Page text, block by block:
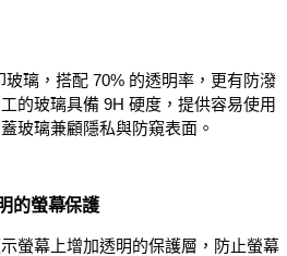
璃，搭配 70% 的透明率，更有防潑
的玻璃具備 9H 硬度，提供容易使用
玻璃兼顧隱私與防窺表面。
的螢幕保護
螢幕上增加透明的保護層，防止螢幕